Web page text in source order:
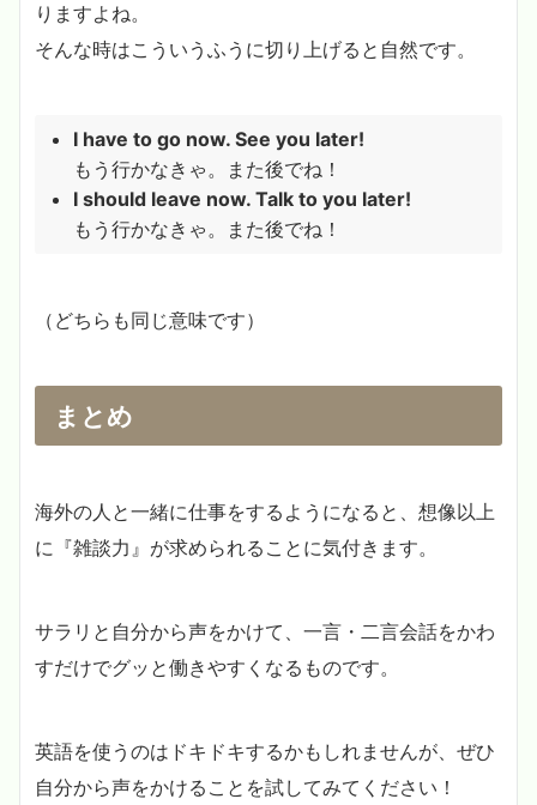
りますよね。
そんな時はこういうふうに切り上げると自然です。
I have to go now. See you later!
もう行かなきゃ。また後でね！
I should leave now. Talk to you later!
もう行かなきゃ。また後でね！
（どちらも同じ意味です）
まとめ
海外の人と一緒に仕事をするようになると、想像以上
に『雑談力』が求められることに気付きます。
サラリと自分から声をかけて、一言・二言会話をかわ
すだけでグッと働きやすくなるものです。
英語を使うのはドキドキするかもしれませんが、ぜひ
自分から声をかけることを試してみてください！